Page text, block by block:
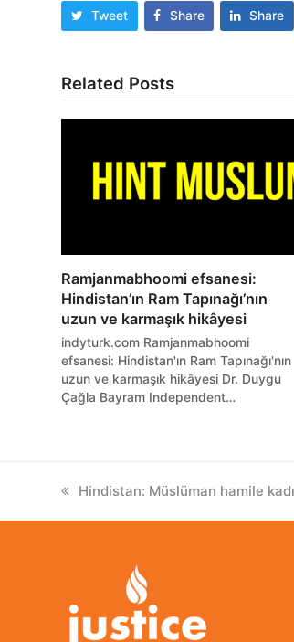
Tweet Share Share
Related Posts
Ramjanmabhoomi efsanesi:
Hindistan’ın Ram Tapınağı’nın
uzun ve karmaşık hikâyesi
indyturk.com Ramjanmabhoomi
efsanesi: Hindistan'ın Ram Tapınağı'nın
uzun ve karmaşık hikâyesi Dr. Duygu
Çağla Bayram Independent…
previous
Hindistan: Müslüman hamile